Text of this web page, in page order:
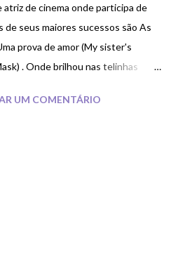
atriz de cinema onde participa de
de seus maiores sucessos são As
prova de amor (My sister's
. Onde brilhou nas telinhas
me chamou a atenção!
UM COMENTÁRIO